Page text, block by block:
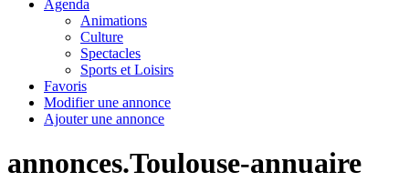
Agenda
Animations
Culture
Spectacles
Sports et Loisirs
Favoris
Modifier une annonce
Ajouter une annonce
annonces.Toulouse-annuaire